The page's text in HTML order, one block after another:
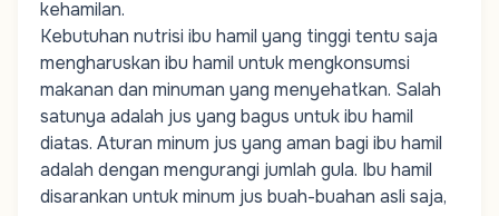
kehamilan.
Kebutuhan nutrisi ibu hamil yang tinggi tentu saja
mengharuskan ibu hamil untuk mengkonsumsi
makanan dan minuman yang menyehatkan. Salah
satunya adalah jus yang bagus untuk ibu hamil
diatas. Aturan minum jus yang aman bagi ibu hamil
adalah dengan mengurangi jumlah gula. Ibu hamil
disarankan untuk minum jus buah-buahan asli saja,